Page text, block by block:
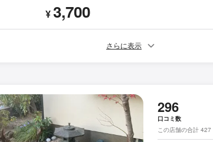
¥3,700
さらに表示
296
口コミ数
この店舗の合計 427